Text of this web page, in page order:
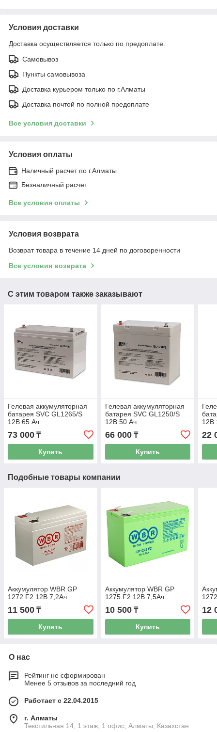
Условия доставки
Доставка осуществляется только по предоплате.
Самовывоз
Пункты самовывоза
Доставка курьером только по г.Алматы
Доставка почтой по полной предоплате
Все условия доставки
Условия оплаты
Наличный расчет по г.Алматы
Безналичный расчет
Все условия оплаты
Условия возврата
Возврат товара в течение 14 дней по договоренности
Все условия возврата
С этим товаром также заказывают
Гелевая аккумуляторная
батарея SVC GL1265/S
12В 65 Ач
73 000 ₸
Купить
Гелевая аккумуляторная
батарея SVC GL1250/S
12В 50 Ач
66 000₸
Купить
12В
22
Подобные товары компании
Аккумулятор WBR GP
1272 F2 12В 7,2Ач
11 500 ₸
Купить
Аккумулятор WBR GP
1275 F2 12В 7,5Ач
10 500₸
Купить
12
О нас
Рейтинг не сформирован
Менее 5 отзывов за последний год
Работает с 22.04.2015
г. Алматы
Текстильная 14, 1 этаж, 1 офис, Алматы, Казахстан